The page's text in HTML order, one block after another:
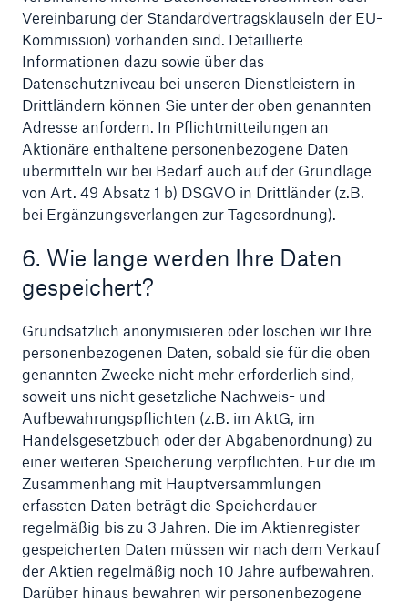
Vereinbarung der Standardvertragsklauseln der EU-
Kommission) vorhanden sind. Detaillierte
Informationen dazu sowie über das
Datenschutzniveau bei unseren Dienstleistern in
Drittländern können Sie unter der oben genannten
Adresse anfordern. In Pflichtmitteilungen an
Aktionäre enthaltene personenbezogene Daten
übermitteln wir bei Bedarf auch auf der Grundlage
von Art. 49 Absatz 1 b) DSGVO in Drittländer (z.B.
bei Ergänzungsverlangen zur Tagesordnung).
6. Wie lange werden Ihre Daten
gespeichert?
Grundsätzlich anonymisieren oder löschen wir Ihre
personenbezogenen Daten, sobald sie für die oben
genannten Zwecke nicht mehr erforderlich sind,
soweit uns nicht gesetzliche Nachweis- und
Aufbewahrungspflichten (z.B. im AktG, im
Handelsgesetzbuch oder der Abgabenordnung) zu
einer weiteren Speicherung verpflichten. Für die im
Zusammenhang mit Hauptversammlungen
erfassten Daten beträgt die Speicherdauer
regelmäßig bis zu 3 Jahren. Die im Aktienregister
gespeicherten Daten müssen wir nach dem Verkauf
der Aktien regelmäßig noch 10 Jahre aufbewahren.
Darüber hinaus bewahren wir personenbezogene